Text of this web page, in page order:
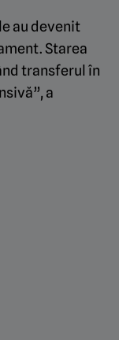
au devenit
Starea
transferul în
a